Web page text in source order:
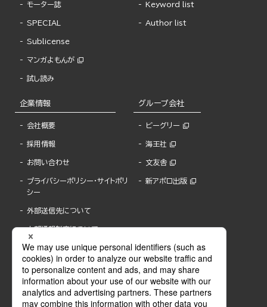
モーター誌
SPECIAL
Sublicense
マンガよもんが
試し読み
Keyword list
Author list
企業情報
会社概要
採用情報
お問い合わせ
プライバシーポリシー・サイトポリ
シー
外部送信先について
内部通報制度について
グループ会社
ビーグリー
海王社
文友舎
新アポロ出版